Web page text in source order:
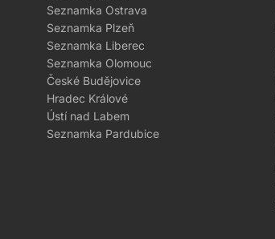
Seznamka Ostrava
Seznamka Plzeň
Seznamka Liberec
Seznamka Olomouc
České Budějovice
Hradec Králové
Ústí nad Labem
Seznamka Pardubice